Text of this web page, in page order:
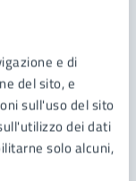
e di
del sito, e
sull'uso del sito
dei dati
solo alcuni,